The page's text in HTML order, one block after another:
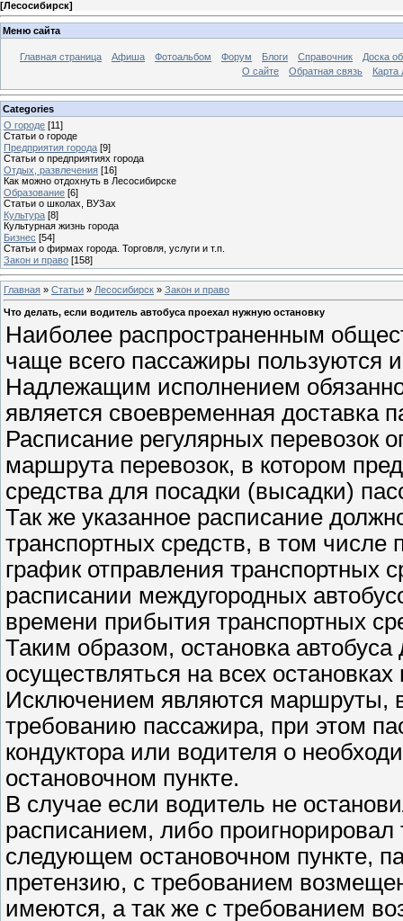
[Лесосибирск]
Меню сайта
Главная страница Афиша Фотоальбом Форум Блоги Справочник
Доска
О сайте
Обратная связь Карта
Categories
О городе [11]
Статьи о городе
Предприятия города [9]
Статьи о предприятиях города
Отдых, развлечения [16]
Как можно отдохнуть в Лесосибирске
Образование [6]
Статьи о школах, ВУЗах
Культура [8]
Культурная жизнь города
Бизнес [54]
Статьи о фирмах города. Торговля, услуги и т.п.
Закон и право [158]
Главная » Статьи » Лесосибирск » Закон и право
Что делать, если водитель автобуса проехал нужную остановку
Наиболее распространенным
чаще всего пассажиры пользуются
Надлежащим исполнением
является своевременная доставка
Расписание регулярных перевозок
маршрута перевозок, в котором
средства для посадки (высадки)
Так же указанное расписание
транспортных средств, в том
график отправления транспортных
расписании междугородных
времени прибытия транспортных
Таким образом, остановка
осуществляться на всех
Исключением являются маршруты,
требованию пассажира, при этом
кондуктора или водителя о
остановочном пункте.
В случае если водитель не
расписанием, либо
следующем остановочном пункте,
претензию, с требованием
имеются, а так же с требованием